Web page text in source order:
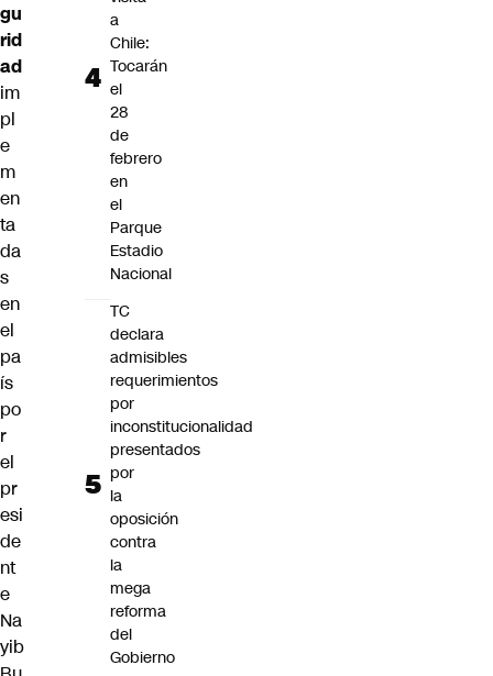
gu
rid
ad
im
pl
e
m
en
ta
da
s
en
el
pa
ís
po
r
el
pr
esi
de
nt
e
Na
yib
a
Chile:
Tocarán
el
28
de
febrero
en
el
Parque
Estadio
Nacional
TC
declara
admisibles
requerimientos
por
inconstitucionalidad
presentados
por
la
oposición
contra
la
mega
reforma
del
Gobierno